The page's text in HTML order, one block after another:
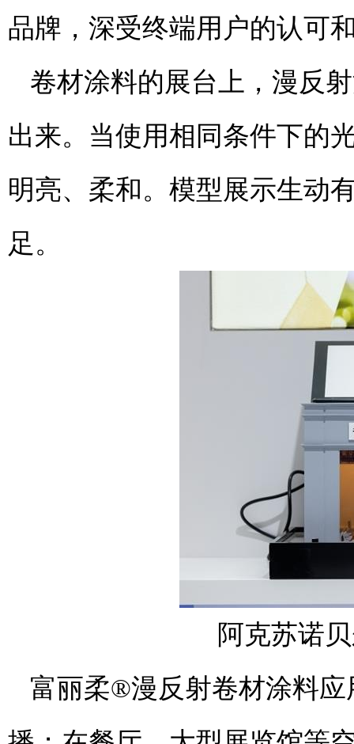
品牌，深受终端用户的认可
卷材涂料的展台上，漫反
出来。当使用相同条件下的
明亮、柔和。模型展示生动
足。
阿克苏诺
富丽柔®漫反射卷材涂料